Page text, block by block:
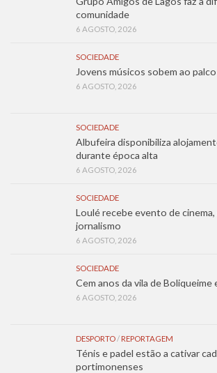
comunidade
6 AGOSTO, 2026
SOCIEDADE
Jovens músicos sobem ao palco
6 AGOSTO, 2026
SOCIEDADE
Albufeira disponibiliza
durante época alta
6 AGOSTO, 2026
SOCIEDADE
Loulé recebe evento de cinema,
jornalismo
6 AGOSTO, 2026
SOCIEDADE
Cem anos da vila de Boliqueime
6 AGOSTO, 2026
DESPORTO/ REPORTAGEM
Ténis e padel estão a cativar
portimonenses